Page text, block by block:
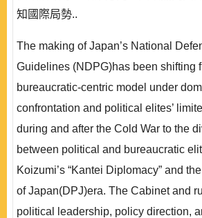
知國際局勢..
The making of Japan’s National
Guidelines (NDPG)has been shifting
bureaucratic-centric model under
confrontation and political elites’
during and after the Cold War to the
between political and bureaucratic
Koizumi’s “Kantei Diplomacy” and
of Japan(DPJ)era. The Cabinet and
political leadership, policy direction,